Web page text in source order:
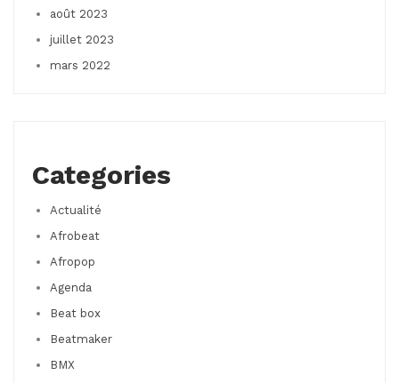
août 2023
juillet 2023
mars 2022
Categories
Actualité
Afrobeat
Afropop
Agenda
Beat box
Beatmaker
BMX